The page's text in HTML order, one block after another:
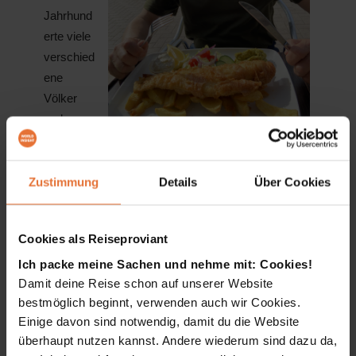
Zustimmung Details Über Cookies
Cookies als Reiseproviant
Ich packe meine Sachen und nehme mit: Cookies!
Damit deine Reise schon auf unserer Website
bestmöglich beginnt, verwenden auch wir Cookies.
Einige davon sind notwendig, damit du die Website
überhaupt nutzen kannst. Andere wiederum sind dazu da,
WORLD INSIGHT-Reiseleiter mit einer
Jahrhund
erte viele
verschied
ene
Völker
und
n,
darunter die Phönizier, Römer, Mauren und
Schmelztiegel hat maßgeblich zu der einzigartigen
Identität Gibraltars beigetragen, die sich noch heute
in der Architektur, dem Essen und der Lebensweise
widerspiegelt.
Gibraltar, steht seit dem frühen 18. Jahrhundert